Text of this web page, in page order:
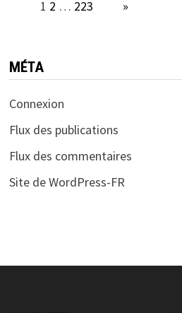
1 2 … 223 »
MÉTA
Connexion
Flux des publications
Flux des commentaires
Site de WordPress-FR